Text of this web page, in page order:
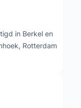
in Berkel en
Rotterdam